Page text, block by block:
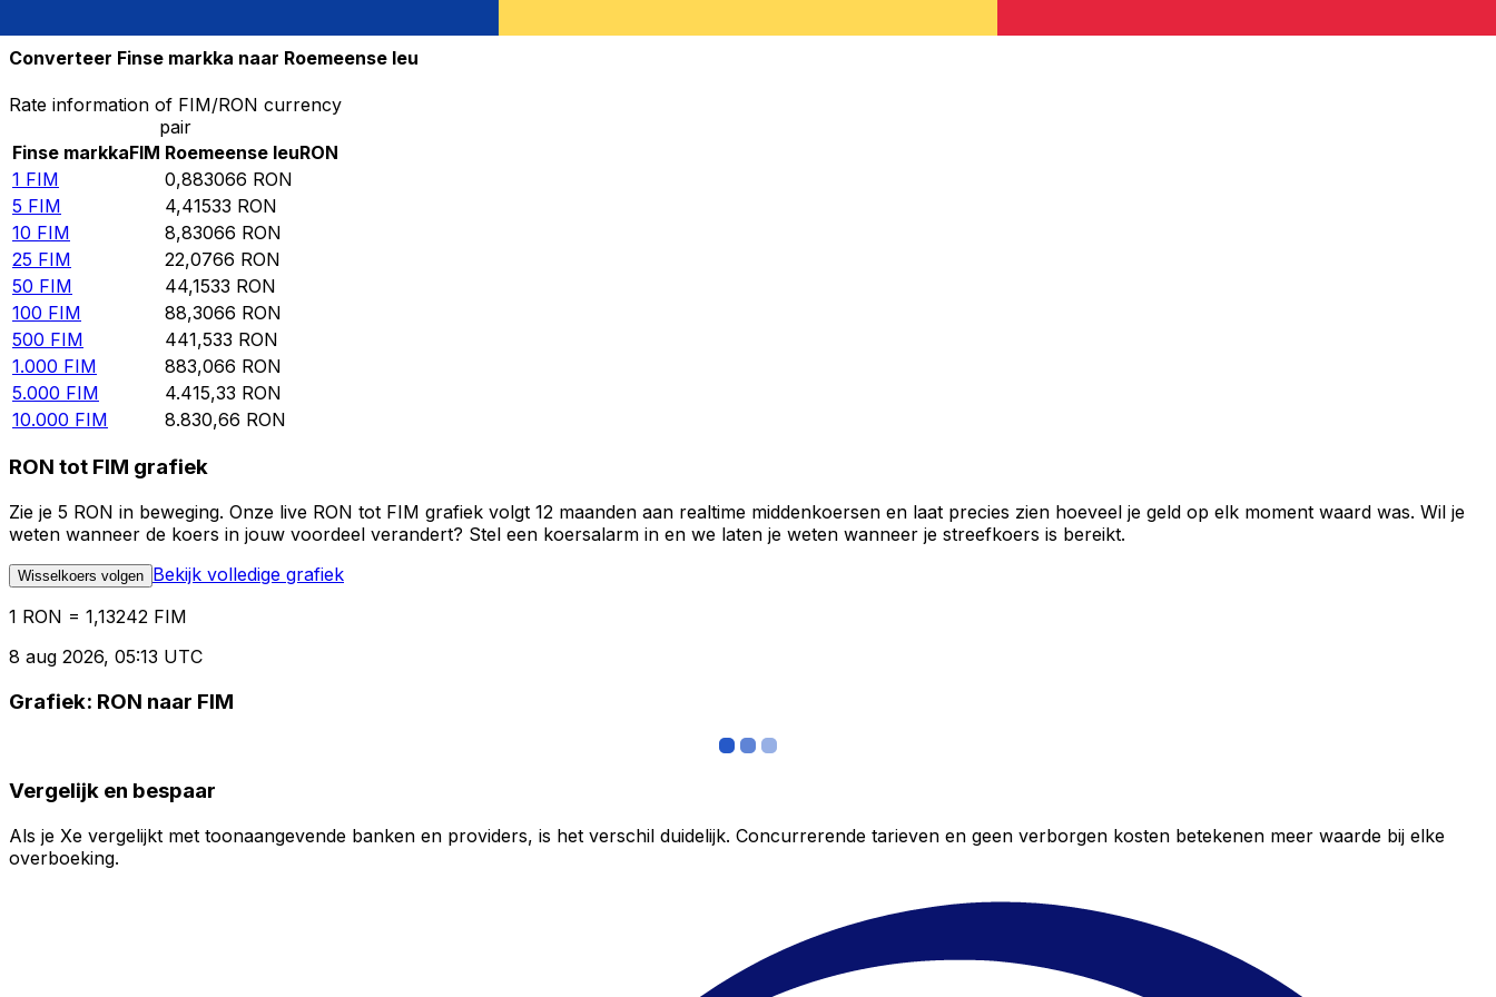
Converteer Finse markka naar Roemeense leu
Rate information of FIM/RON currency
pair
Finse markkaFIM Roemeense leuRON
1 FIM 0,883066 RON
5 FIM 4,41533 RON
10 FIM 8,83066 RON
25 FIM 22,0766 RON
50 FIM 44,1533 RON
100 FIM 88,3066 RON
500 FIM 441,533 RON
1.000 FIM 883,066 RON
5.000 FIM 4.415,33 RON
10.000 FIM 8.830,66 RON
RON tot FIM grafiek
Zie je 5 RON in beweging. Onze live RON tot FIM grafiek volgt 12 maanden aan realtime middenkoersen en laat precies zien hoeveel je geld op elk moment waard was. Wil je
weten wanneer de koers in jouw voordeel verandert? Stel een koersalarm in en we laten je weten wanneer je streefkoers is bereikt.
Wisselkoers volgen Bekijk volledige grafiek
1 RON = 1,13242 FIM
8 aug 2026, 05:13 UTC
Grafiek: RON naar FIM
Vergelijk en bespaar
Als je Xe vergelijkt met toonaangevende banken en providers, is het verschil duidelijk. Concurrerende tarieven en geen verborgen kosten betekenen meer waarde bij elke
overboeking.